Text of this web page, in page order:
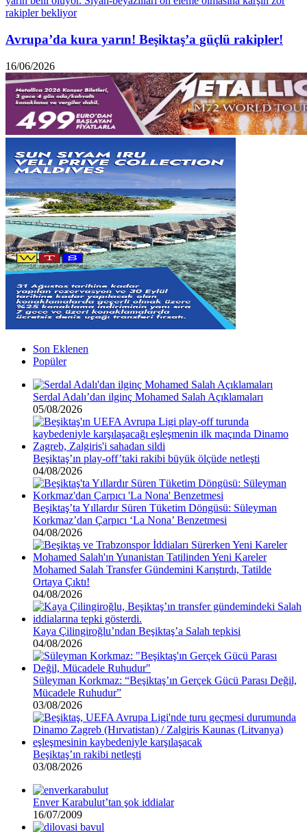
Avrupa’da kura yarın! Beşiktaş’a güçlü rakipler!
16/06/2026
Son Eklenen
Popüler
Serdal Adalı’dan ilginç Mohamed Salah Açıklamaları
05/08/2026
Beşiktaş’ın play-off’taki rakibi büyük ölçüde netleşti
04/08/2026
Beşiktaş’ta Yıllardır Süren Tüketim Döngüsü: Süleyman
Korkmaz’dan Çarpıcı ‘La Nona’ Benzetmesi
04/08/2026
Mohamed Salah Transfer Gündemini Karıştırdı, Tatilde
Ortaya Çıktı!
04/08/2026
Kaya Çilingiroğlu’ndan Beşiktaş’a Salah tepkisi
04/08/2026
Süleyman Korkmaz: “Beşiktaş’ın Gerçek Gücü Parası Değil,
Mücadele Ruhudur”
03/08/2026
Beşiktaş’ın rakibi netleşti
03/08/2026
Enver Karabulut’tan şok iddialar
16/07/2009